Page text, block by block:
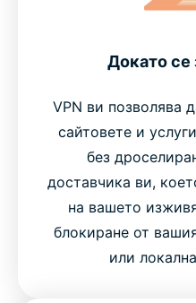
Докато се
VPN ви позволява
сайтовете и
без
доставчика ви,
на вашето
блокиране от
или